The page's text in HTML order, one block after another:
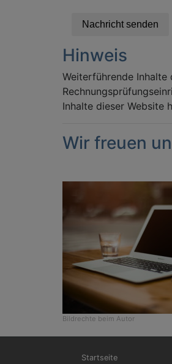
Hinweis
Weiterführende
Inhalte dieser Website
Wir freuen
Bildrechte beim Autor
Hauptnavigation
Startseite